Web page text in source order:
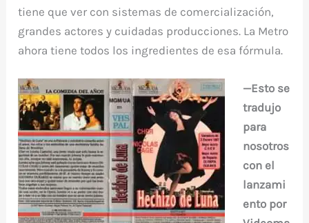
tiene que ver con sistemas de comercialización,
grandes actores y cuidadas producciones. La Metro
ahora tiene todos los ingredientes de esa fórmula.
—Esto se
tradujo
para
nosotros
con el
lanzami
ento por